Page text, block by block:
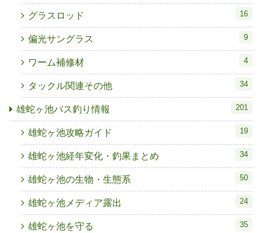
グラスロッド 16
偏光サングラス 9
ワーム補修材 4
タックル関連その他 34
雄蛇ヶ池バス釣り情報 201
雄蛇ヶ池攻略ガイド 19
雄蛇ヶ池経年変化・釣果まとめ 34
雄蛇ヶ池の生物・生態系 50
雄蛇ヶ池メディア露出 24
雄蛇ヶ池を守る 35